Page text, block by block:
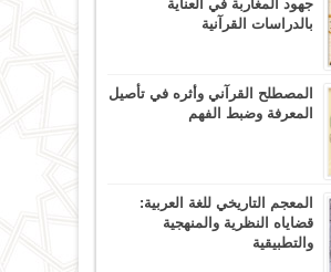
جهود المغاربة في العناية
بالدراسات القرآنية
المصطلح القرآني وأثره في تأصيل
المعرفة وضبط الفهم
المعجم التاريخي للغة العربية:
قضاياه النظرية والمنهجية
والتطبيقية